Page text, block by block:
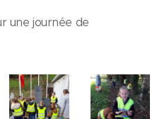
une journée de